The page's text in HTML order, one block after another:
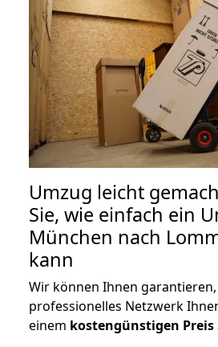
Umzug leicht
Sie, wie einfach ein
München nach
kann
Wir können Ihnen
professionelles Netzwerk
einem kostengünstigen Preis